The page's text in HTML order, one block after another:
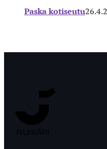
Paska kotiseutu